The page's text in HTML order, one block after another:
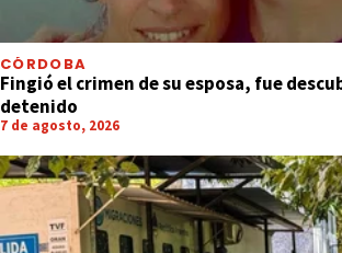
CÓRDOBA
Fingió el crimen de su esposa, fue
detenido
7 de agosto, 2026